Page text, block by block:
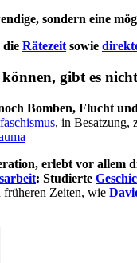
sondern eine
die Rätezeit sowie
gibt es
Bomben, Flucht
, in Besatzung,
erlebt vor allem
: Studierte
früheren Zeiten, wie